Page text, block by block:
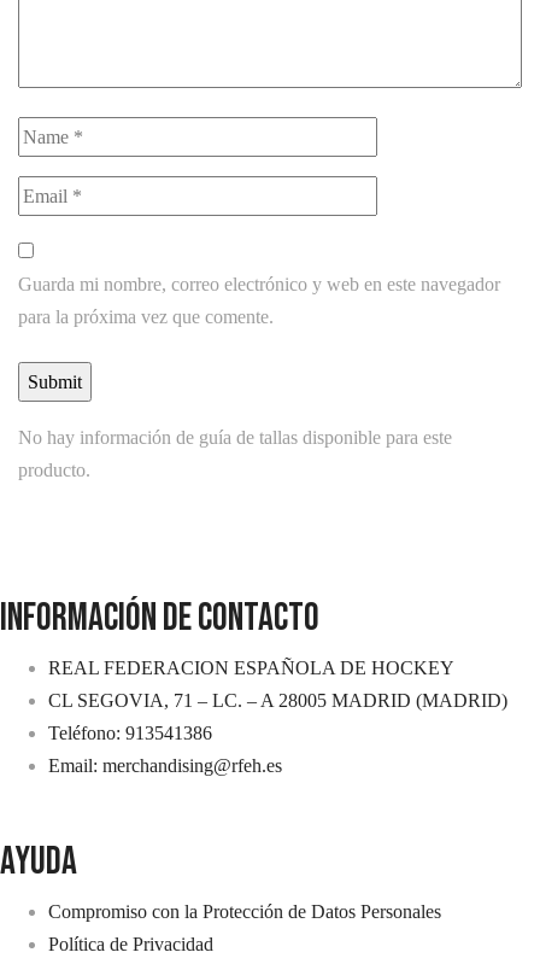
Guarda mi nombre, correo electrónico y web en este navegador
para la próxima vez que comente.
No hay información de guía de tallas disponible para este
producto.
INFORMACIÓN DE CONTACTO
REAL FEDERACION ESPAÑOLA DE HOCKEY
CL SEGOVIA, 71 – LC. – A 28005 MADRID (MADRID)
Teléfono: 913541386
Email: merchandising@rfeh.es
AYUDA
Compromiso con la Protección de Datos Personales
Política de Privacidad